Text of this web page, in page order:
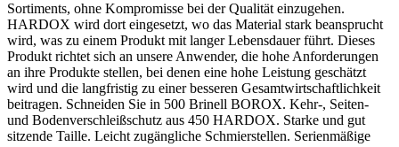
Sortiments, ohne Kompromisse bei der Qualität einzugehen.
HARDOX wird dort eingesetzt, wo das Material stark beansprucht
wird, was zu einem Produkt mit langer Lebensdauer führt. Dieses
Produkt richtet sich an unsere Anwender, die hohe Anforderungen
an ihre Produkte stellen, bei denen eine hohe Leistung geschätzt
wird und die langfristig zu einer besseren Gesamtwirtschaftlichkeit
beitragen. Schneiden Sie in 500 Brinell BOROX. Kehr-, Seiten-
und Bodenverschleißschutz aus 450 HARDOX. Starke und gut
sitzende Taille. Leicht zugängliche Schmierstellen. Serienmäßige